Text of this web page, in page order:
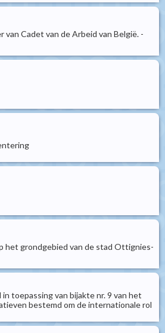
Cadet van de Arbeid van België. -
het grondgebied van de stad Ottignies-
toepassing van bijakte nr. 9 van het
bestemd om de internationale rol